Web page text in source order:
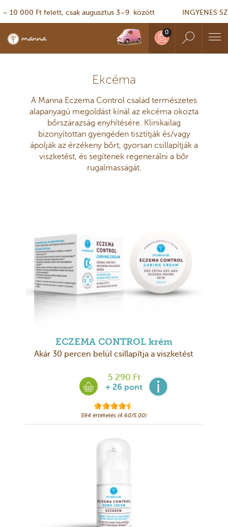
10 000 Ft felett, csak augusztus 3–9. között INGYENES
Ekcéma
A Manna Eczema Control család természetes
alapanyagú megoldást kínál az ekcéma okozta
bőrszárazság enyhítésére. Klinikailag
bizonyítottan gyengéden tisztítják és/vagy
ápolják az érzékeny bőrt, gyorsan csillapítják a
viszketést, és segítenek regenerálni a bőr
rugalmasságát.
ECZEMA CONTROL krém
Akár 30 percen belül csillapítja a viszketést
5 290 Ft
+ 26 pont
594 értékelés (4.60/5.00)